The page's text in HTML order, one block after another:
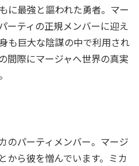
に最強と謳われた勇者。マー
ーティの正規メンバーに迎え
も巨大な陰謀の中で利用され
間際にマージャへ世界の真実
のパーティメンバー。マージ
から彼を憎んでいます。ミカ